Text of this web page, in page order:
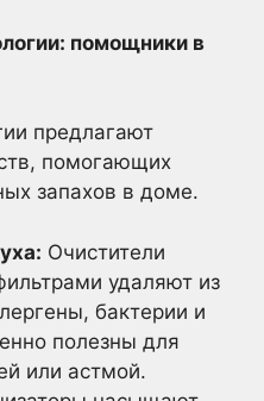
помощники в
предлагают
помогающих
запахов в доме.
Очистители
удаляют из
бактерии и
полезны для
или астмой.